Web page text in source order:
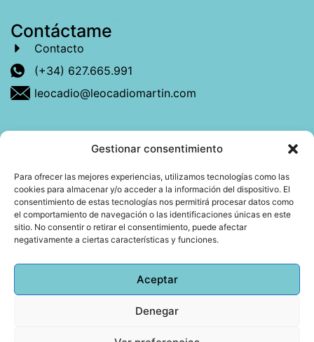
Gestionar consentimiento
Para ofrecer las mejores experiencias, utilizamos tecnologías como las
cookies para almacenar y/o acceder a la información del dispositivo. El
consentimiento de estas tecnologías nos permitirá procesar datos como
el comportamiento de navegación o las identificaciones únicas en este
sitio. No consentir o retirar el consentimiento, puede afectar
negativamente a ciertas características y funciones.
Aceptar
Denegar
Contáctame
Contacto
(+34) 627.665.991
leocadio@leocadiomartin.com
Descubre más sobre mí
Mi libro: La felicidad: qué ayuda y qué no.
Blog: Reflexiones que conectan
Agendar cita